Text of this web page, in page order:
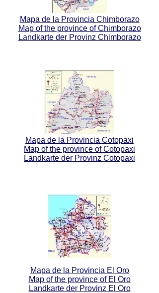
Mapa de la Provincia Chimborazo
Map of the province of Chimborazo
Landkarte der Provinz Chimborazo
Mapa de la Provincia Cotopaxi
Map of the province of Cotopaxi
Landkarte der Provinz Cotopaxi
Mapa de la Provincia El Oro
Map of the province of El Oro
Landkarte der Provinz El Oro